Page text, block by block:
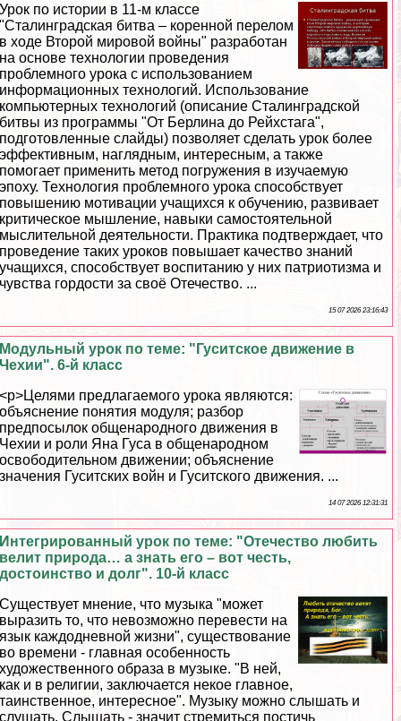
Урок по истории в 11-м классе
"Сталинградская битва – коренной перелом
в ходе Второй мировой войны" разработан
на основе технологии проведения
проблемного урока с использованием
информационных технологий. Использование
компьютерных технологий (описание Сталинградской
битвы из программы "От Берлина до Рейхстага",
подготовленные слайды) позволяет сделать урок более
эффективным, наглядным, интересным, а также
помогает применить метод погружения в изучаемую
эпоху. Технология проблемного урока способствует
повышению мотивации учащихся к обучению, развивает
критическое мышление, навыки самостоятельной
мыслительной деятельности. Пpaктика подтверждает, что
проведение таких уроков повышает качество знаний
учащихся, способствует воспитанию у них патриотизма и
чувства гордости за своё Отечество. ...
15 07 2026 23:16:43
Модульный урок по теме: "Гуситское движение в
Чехии". 6-й класс
<p>Целями предлагаемого урока являются:
объяснение понятия модуля; разбор
предпосылок общенародного движения в
Чехии и роли Яна Гуса в общенародном
освободительном движении; объяснение
значения Гуситских войн и Гуситского движения. ...
14 07 2026 12:31:31
Интегрированный урок по теме: "Отечество любить
велит природа… а знать его – вот честь,
достоинство и долг". 10-й класс
Существует мнение, что музыка "может
выразить то, что невозможно перевести на
язык каждодневной жизни", существование
во времени - главная особенность
художественного образа в музыке. "В ней,
как и в религии, заключается некое главное,
таинственное, интересное". Музыку можно слышать и
слушать. Слышать - значит стремиться постичь